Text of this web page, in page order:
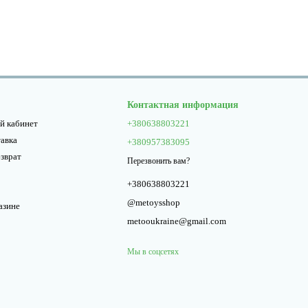
кабинет
Контактная информация
+380638803221
+380957383095
Перезвонить вам?
+380638803221
@metoysshop
metooukraine@gmail.com
Мы в соцсетях